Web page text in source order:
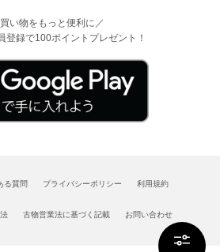
い物をもっと便利に／
登録で100ポイントプレゼント！
る質問 プライバシーポリシー 利用規約
古物営業法に基づく記載 お問い合わせ